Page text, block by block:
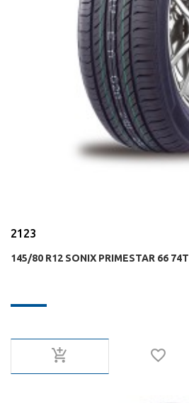
2123
145/80 R12 SONIX PRIMESTAR 66 74T